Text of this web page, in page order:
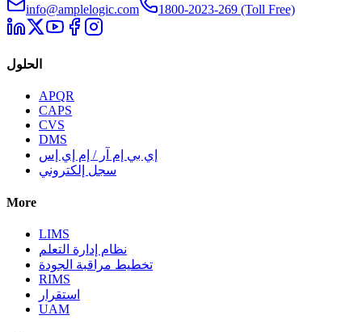
info@amplelogic.com 1800-2023-269 (Toll Free)
الحلول
APQR
CAPS
CVS
DMS
إي بي إم آر / إم إي إس
سجل إلكتروني
More
LIMS
نظام إدارة التعلم
تخطيط مراقبة الجودة
RIMS
استقرار
UAM